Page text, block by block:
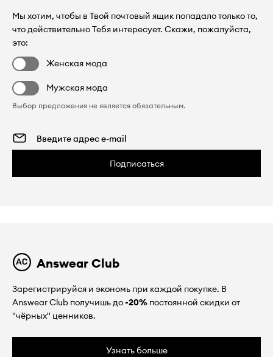
Мы хотим, чтобы в Твой почтовый ящик попадало только то,
что действительно Тебя интересует. Скажи, пожалуйста,
это:
Женская мода
Мужская мода
Выбор предложения не является обязательным.
Подписаться
Answear Club
Зарегистрируйся и экономь при каждой покупке. В
Answear Club получишь до-20% постоянной скидки от
"чёрных" ценников.
Узнать больше